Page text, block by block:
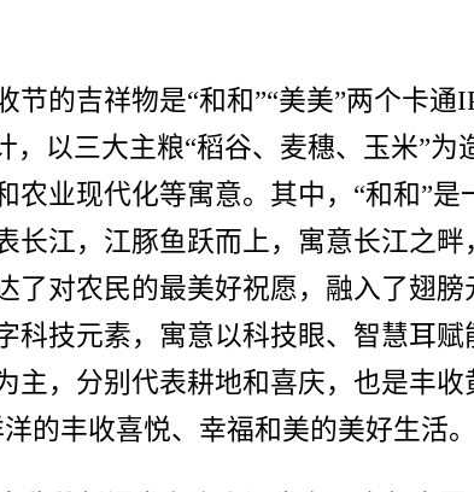
节的吉祥物是“和和”“美美”两个卡
，以三大主粮“稻谷、麦穗、玉米”
农业现代化等寓意。其中，“和和”
长江，江豚鱼跃而上，寓意长江之
了对农民的最美好祝愿，融入了翅
科技元素，寓意以科技眼、智慧耳
主，分别代表耕地和喜庆，也是丰
的丰收喜悦、幸福和美的美好生活。